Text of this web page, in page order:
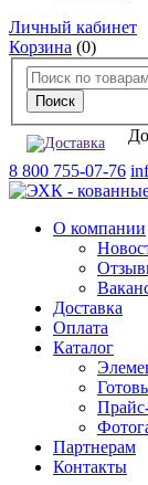
Личный кабинет
Корзина (0)
8 800 755-07-76
О компании
Доставка
Оплата
Каталог
Партнерам
Контакты